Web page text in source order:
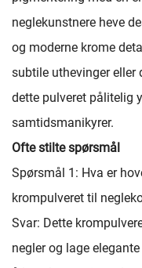
neglekunstnere heve
og moderne krome
subtile uthevinger eller
dette pulveret pålitelig
samtidsmanikyrer.
Ofte stilte spørsmål
Spørsmål 1: Hva er
krompulveret til
Svar: Dette
negler og lage